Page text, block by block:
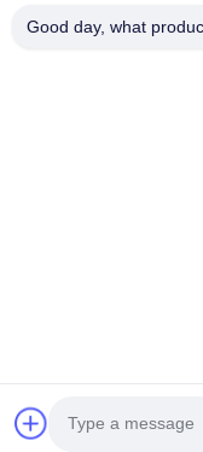
FOSHAN
Good day, what